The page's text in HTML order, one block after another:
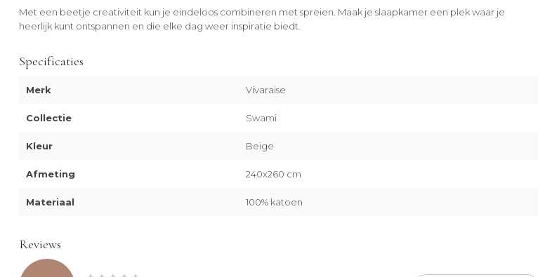
Met een beetje creativiteit kun je eindeloos combineren met spreien. Maak je slaapkamer een plek waar je
heerlijk kunt ontspannen en die elke dag weer inspiratie biedt.
Specificaties
Merk Vivaraise
Collectie Swami
Kleur Beige
Afmeting 240x260 cm
Materiaal 100% katoen
Reviews